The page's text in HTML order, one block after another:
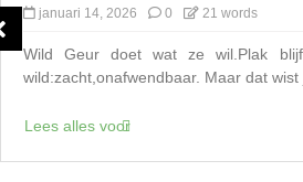
januari 14, 2026 0 21 words
Wild Geur doet wat ze wil.Plak
wild:zacht,onafwendbaar. Maar dat wist
Lees alles voor